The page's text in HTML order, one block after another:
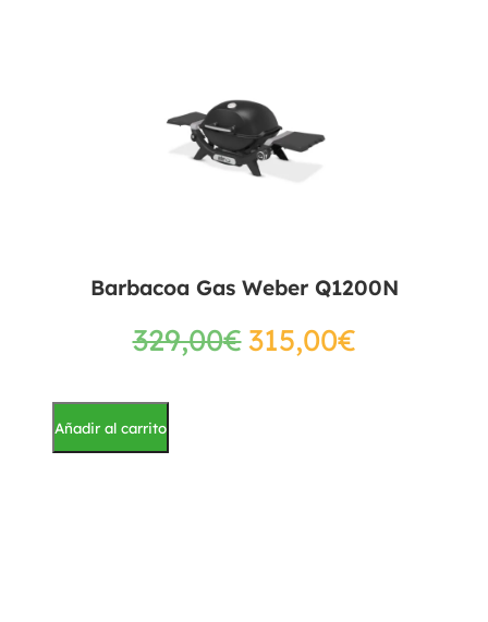
Barbacoa Gas Weber Q1200N
329,00€315,00€
Añadir al carrito